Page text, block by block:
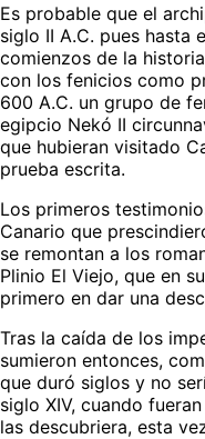
Es probable que el
siglo II A.C. pues hasta
comienzos de la
con los fenicios como
600 A.C. un grupo de
egipcio Nekó II
que hubieran visitado
prueba escrita.
Los primeros
Canario que
se remontan a los
Plinio El Viejo, que en
primero en dar una
Tras la caída de los
sumieron entonces,
que duró siglos y no
siglo XIV, cuando
las descubriera, esta